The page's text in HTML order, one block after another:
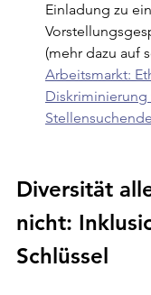
Einladung zu
(mehr dazu auf
Arbeitsmarkt:
Diskriminierung
Diversität
nicht:
Schlüssel